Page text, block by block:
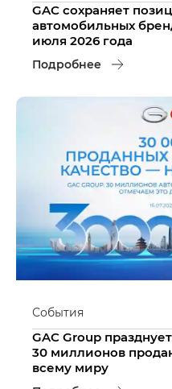
GAC сохраняет
автомобильных
июля 2026 года
Подробнее
События
GAC Group
30 миллионов
всему миру